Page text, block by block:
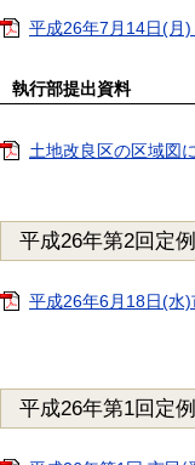
平成26年7月14日(月
執行部提出資料
土地改良区の区域図
平成26年第2回定
平成26年6月18日(水
平成26年第1回定